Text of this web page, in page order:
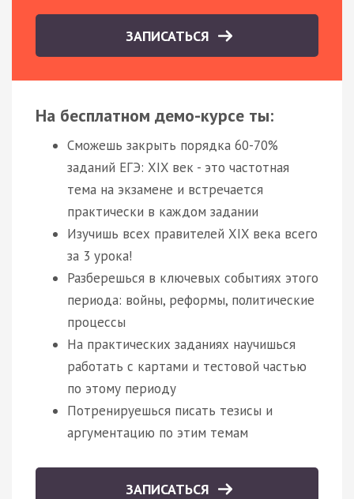
ЗАПИСАТЬСЯ
На бесплатном демо-курсе ты:
Сможешь закрыть порядка 60-70%
заданий ЕГЭ: XIX век - это частотная
тема на экзамене и встречается
практически в каждом задании
Изучишь всех правителей XIX века всего
за 3 урока!
Разберешься в ключевых событиях этого
периода: войны, реформы, политические
процессы
На практических заданиях научишься
работать с картами и тестовой частью
по этому периоду
Потренируешься писать тезисы и
аргументацию по этим темам
ЗАПИСАТЬСЯ